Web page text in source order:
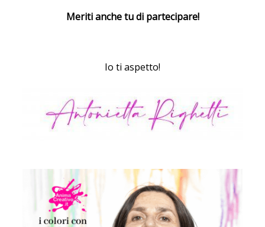
Meriti anche tu di partecipare!
Io ti aspetto!